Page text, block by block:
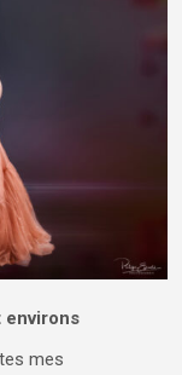
environs
mes